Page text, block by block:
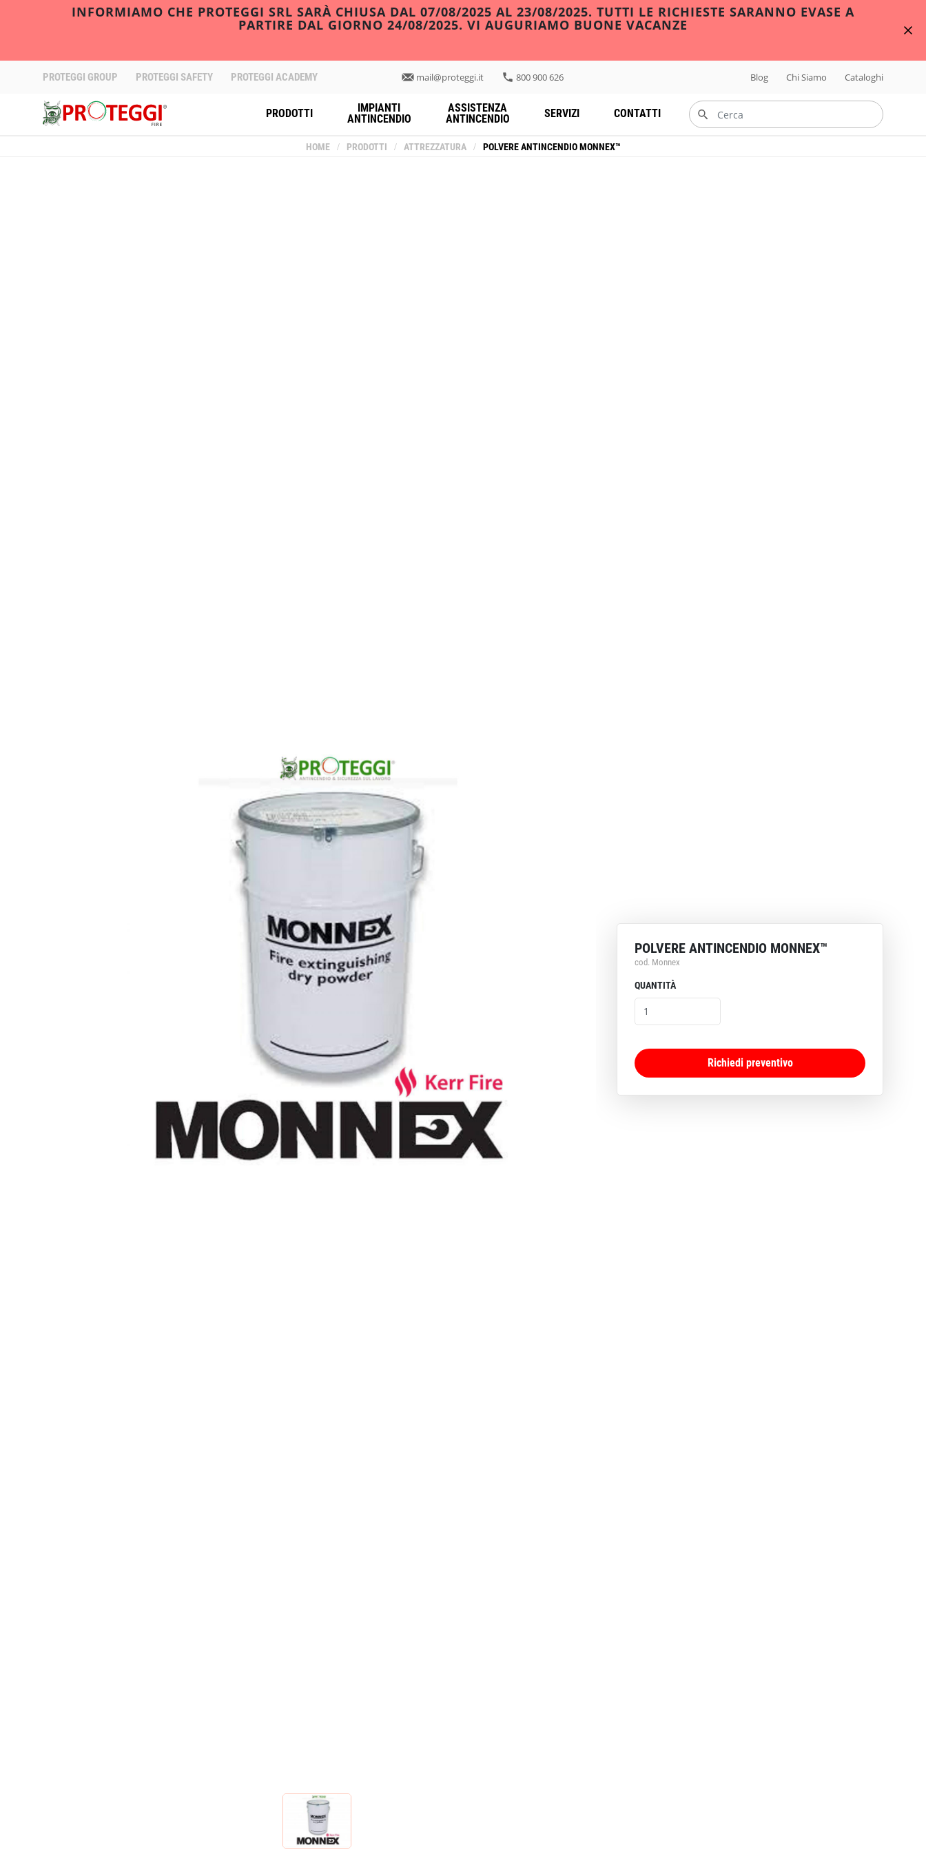
INFORMIAMO CHE PROTEGGI SRL SARÀ CHIUSA DAL 07/08/2025 AL 23/08/2025. TUTTI LE RICHIESTE SARANNO EVASE A
PARTIRE DAL GIORNO 24/08/2025. VI AUGURIAMO BUONE VACANZE
PROTEGGI GROUP PROTEGGI SAFETY PROTEGGI ACADEMY mail@proteggi.it 800 900 626 Blog Chi Siamo Cataloghi
PRODOTTI
IMPIANTI
ANTINCENDIO
ASSISTENZA
ANTINCENDIO
SERVIZI CONTATTI
HOME / PRODOTTI / ATTREZZATURA / POLVERE ANTINCENDIO MONNEX™
POLVERE ANTINCENDIO MONNEX™
cod. Monnex
QUANTITÀ
Richiedi preventivo